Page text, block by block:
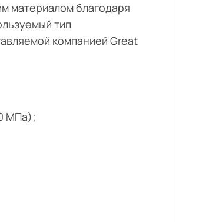
материалом благодаря
тип
компанией Great
МПа);